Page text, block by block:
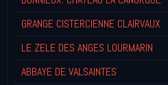
GRANGE CISTERCIENNE CLAIRVAUX
LE ZELE DES ANGES LOURMARIN
ABBAYE DE VALSAINTES